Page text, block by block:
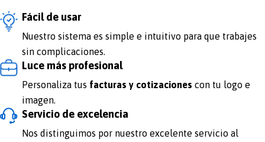
Fácil de usar
Nuestro sistema es simple e intuitivo para que trabajes
sin complicaciones.
Luce más profesional
Personaliza tus facturas y cotizaciones con tu logo e
imagen.
Servicio de excelencia
Nos distinguimos por nuestro excelente servicio al